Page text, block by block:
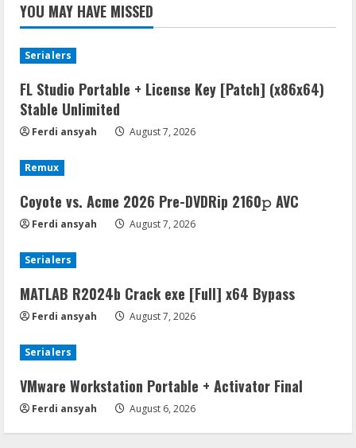
YOU MAY HAVE MISSED
Serialers
FL Studio Portable + License Key [Patch] (x86x64)
Stable Unlimited
Ferdi ansyah August 7, 2026
Remux
Coyote vs. Acme 2026 Pre-DVDRip 2160𝚙 AVC
Ferdi ansyah August 7, 2026
Serialers
MATLAB R2024b Crack exe [Full] x64 Bypass
Ferdi ansyah August 7, 2026
Serialers
VMware Workstation Portable + Activator Final
Ferdi ansyah August 6, 2026